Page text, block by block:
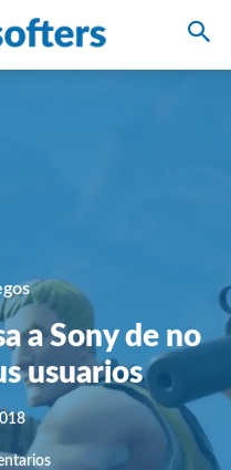
a Sony de no
usuarios